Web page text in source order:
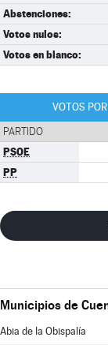
Abstenciones:
Votos nulos:
Votos en blanco:
VOTOS
PARTIDO
PSOE
PP
Municipios de
Abia de la Obispalía